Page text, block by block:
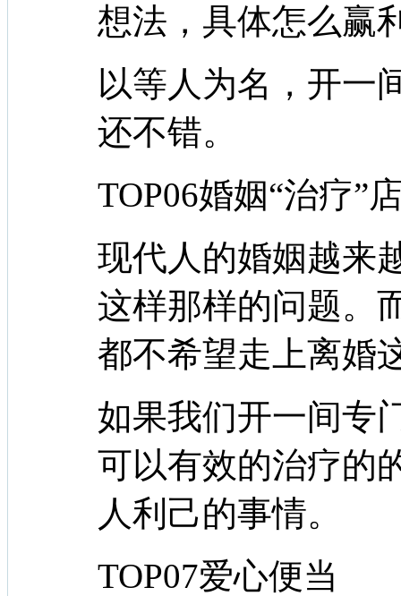
想法，具体怎么赢
以等人为名，开一
还不错。
TOP06婚姻“治疗”
现代人的婚姻越来
这样那样的问题。
都不希望走上离婚
如果我们开一间专
可以有效的治疗的
人利己的事情。
TOP07爱心便当